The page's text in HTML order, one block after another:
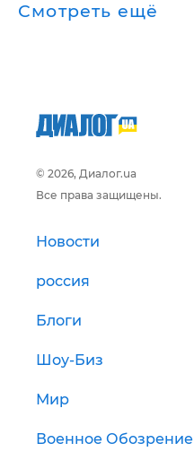
Смотреть ещё
© 2026, Диалог.ua
Все права защищены.
Новости
россия
Блоги
Шоу-Биз
Мир
Военное Обозрение